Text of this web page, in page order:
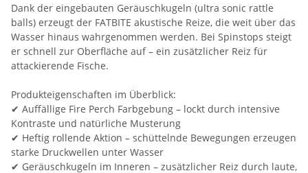
Dank der eingebauten Geräuschkugeln (ultra sonic rattle
balls) erzeugt der FATBITE akustische Reize, die weit über das
Wasser hinaus wahrgenommen werden. Bei Spinstops steigt
er schnell zur Oberfläche auf – ein zusätzlicher Reiz für
attackierende Fische.
Produkteigenschaften im Überblick:
✔ Auffällige Fire Perch Farbgebung – lockt durch intensive
Kontraste und natürliche Musterung
✔ Heftig rollende Aktion – schüttelnde Bewegungen erzeugen
starke Druckwellen unter Wasser
✔ Geräuschkugeln im Inneren – zusätzlicher Reiz durch laute,